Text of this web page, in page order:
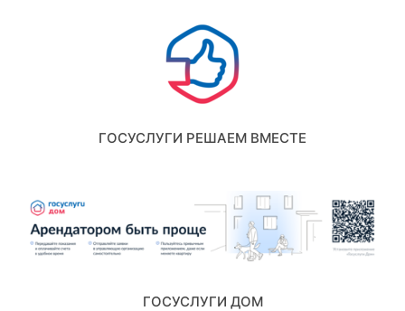
ГОСУСЛУГИ РЕШАЕМ ВМЕСТЕ
ГОСУСЛУГИ ДОМ